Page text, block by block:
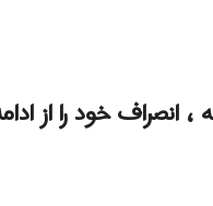
ریاست‌ جمهوری ۱۴۰۰ ، روز